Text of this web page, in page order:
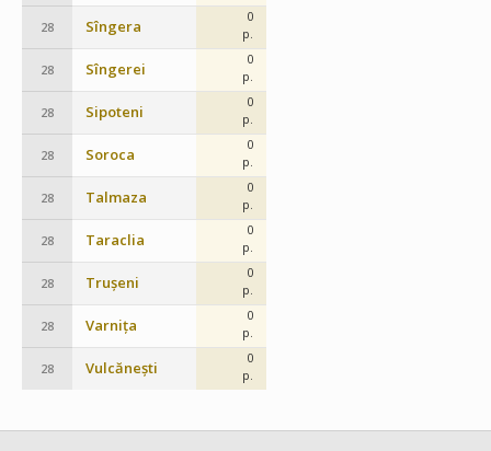
28 Sîngera
0
p.
28 Sîngerei
0
p.
28 Sipoteni
0
p.
28 Soroca
0
p.
28 Talmaza
0
p.
28 Taraclia
0
p.
28 Trușeni
0
p.
28 Varnița
0
p.
28 Vulcănești
0
p.